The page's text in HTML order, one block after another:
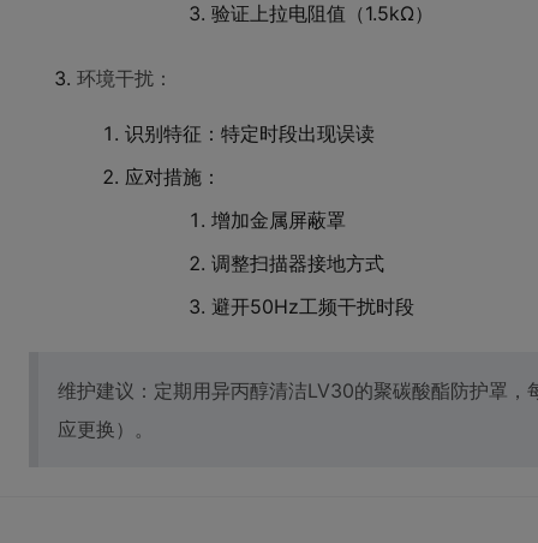
验证上拉电阻值（1.5kΩ）
环境干扰：
识别特征：特定时段出现误读
应对措施：
增加金属屏蔽罩
调整扫描器接地方式
避开50Hz工频干扰时段
维护建议：定期用异丙醇清洁LV30的聚碳酸酯防护罩
应更换）。